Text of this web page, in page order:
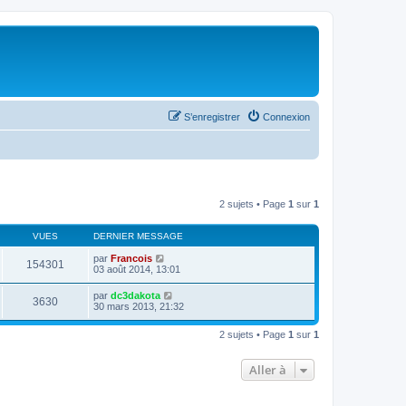
Connexion
S’enregistrer
2 sujets • Page 1 sur 1
VUES DERNIER MESSAGE
154301 par Francois
03 août 2014, 13:01
3630 par dc3dakota
30 mars 2013, 21:32
2 sujets • Page 1 sur 1
Aller à